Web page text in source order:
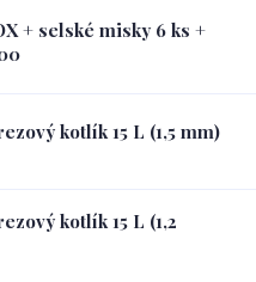
+ selské misky 6 ks +
kotlík 15 L (1,5 mm)
kotlík 15 L (1,2